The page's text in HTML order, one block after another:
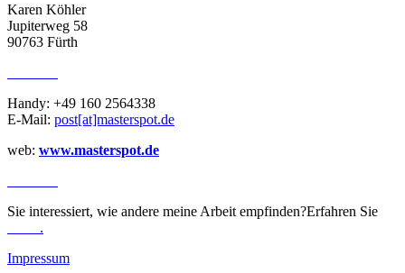
Karen Köhler
Jupiterweg 58
90763 Fürth
Handy: +49 160 2564338
E-Mail: post[at]masterspot.de
web: www.masterspot.de
Sie interessiert, wie andere meine Arbeit empfinden?Erfahren Sie
.
Impressum